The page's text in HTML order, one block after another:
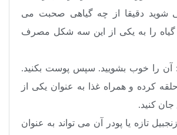
شوید دقیقا از چه گیاهی صحبت می
گیاه را به یکی از این سه شکل مصرف
: آن را خوب بشویید. سپس پوست بکنید.
کرده و همراه غذا به عنوان یکی از
کنید.
تازه یا پودر آن می تواند به عنوان